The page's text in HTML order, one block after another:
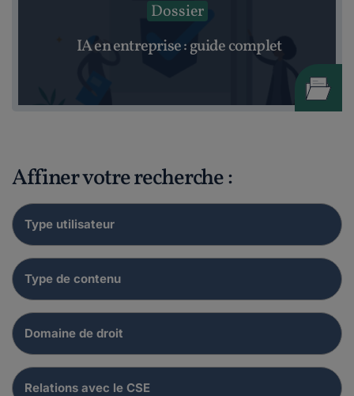
Dossier
IA en entreprise : guide complet
Affiner votre recherche :